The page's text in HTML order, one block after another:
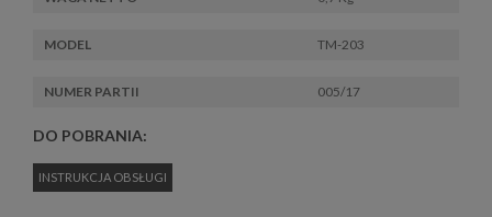
MODEL TM-203
NUMER PARTII 005/17
DO POBRANIA:
INSTRUKCJA OBSŁUGI